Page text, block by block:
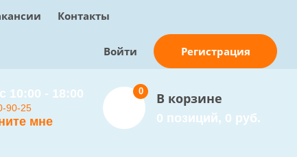
Контакты
Войти Регистрация
10:00 - 18:00
90-25
мне
В корзине
0 позиций, 0 руб.
0